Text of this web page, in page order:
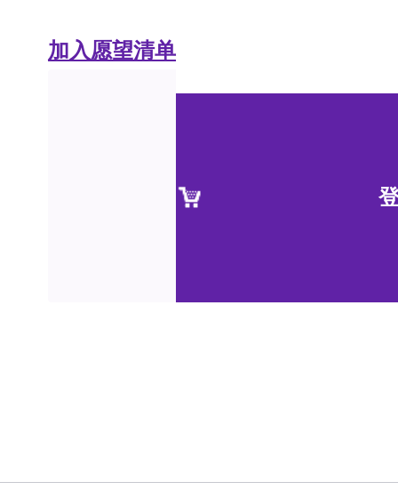
加入愿望清单